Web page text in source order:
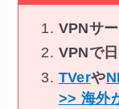
VPNサ
VPNで
TVerや
>> 海外